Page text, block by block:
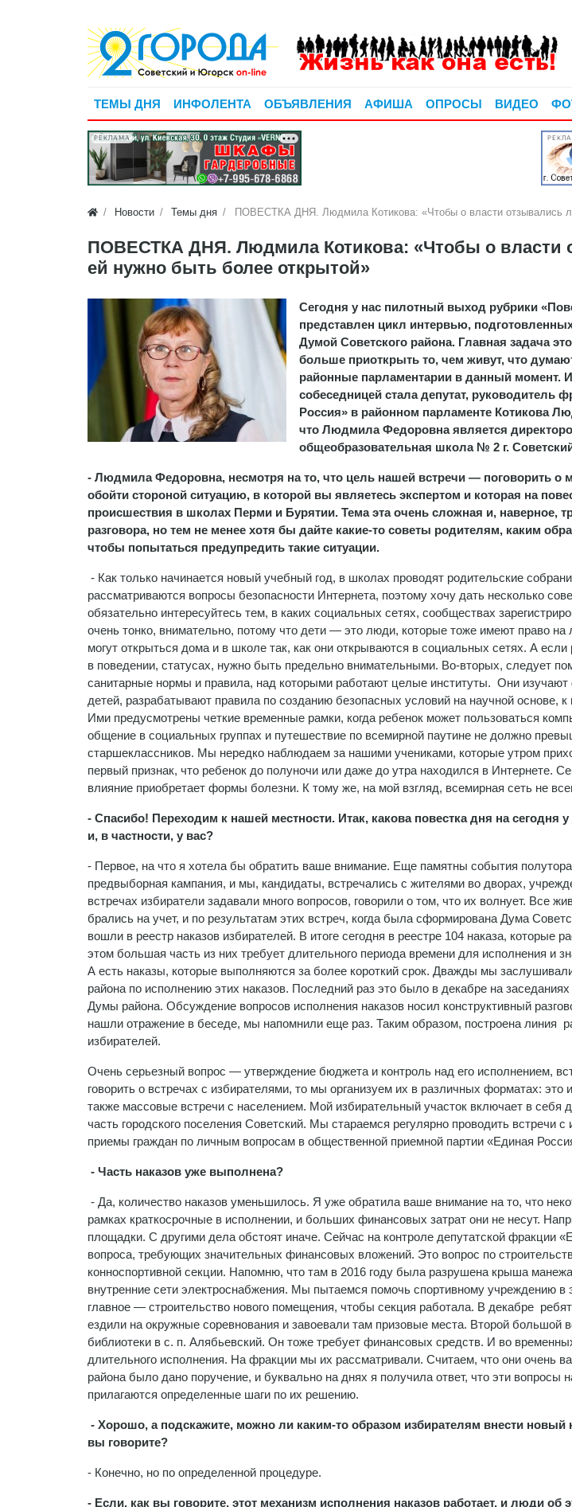
ТЕМЫ ДНЯ ИНФОЛЕНТА ОБЪЯВЛЕНИЯ АФИША ОПРОСЫ ВИДЕО
РЕКЛАМА
Новости Темы дня ПОВЕСТКА ДНЯ. Людмила Котикова: «Чтобы о власти отзывались
ПОВЕСТКА ДНЯ. Людмила Котикова: «Чтобы о власти
ей нужно быть более открытой»
Сегодня у нас пилотный выход рубрики
представлен цикл интервью,
Думой Советского района. Главная задача
больше приоткрыть то, чем живут, что
районные парламентарии в данный момент.
собеседницей стала депутат, руководитель
Россия» в районном парламенте Котикова
что Людмила Федоровна является
общеобразовательная школа № 2 г.
- Людмила Федоровна, несмотря на то, что цель нашей встречи — поговорить о
обойти стороной ситуацию, в которой вы являетесь экспертом и которая на
происшествия в школах Перми и Бурятии. Тема эта очень сложная и, наверное,
разговора, но тем не менее хотя бы дайте какие-то советы родителям, каким
чтобы попытаться предупредить такие ситуации.
- Как только начинается новый учебный год, в школах проводят родительские
рассматриваются вопросы безопасности Интернета, поэтому хочу дать несколько
обязательно интересуйтесь тем, в каких социальных сетях, сообществах
очень тонко, внимательно, потому что дети — это люди, которые тоже имеют право на
могут открыться дома и в школе так, как они открываются в социальных сетях. А если
в поведении, статусах, нужно быть предельно внимательными. Во-вторых, следует
санитарные нормы и правила, над которыми работают целые институты. Они
детей, разрабатывают правила по созданию безопасных условий на научной основе,
Ими предусмотрены четкие временные рамки, когда ребенок может пользоваться
общение в социальных группах и путешествие по всемирной паутине не должно
старшеклассников. Мы нередко наблюдаем за нашими учениками, которые утром
первый признак, что ребенок до полуночи или даже до утра находился в Интернете.
влияние приобретает формы болезни. К тому же, на мой взгляд, всемирная сеть не
- Спасибо! Переходим к нашей местности. Итак, какова повестка дня на сегодня у
и, в частности, у вас?
- Первое, на что я хотела бы обратить ваше внимание. Еще памятны события
предвыборная кампания, и мы, кандидаты, встречались с жителями во дворах,
встречах избиратели задавали много вопросов, говорили о том, что их волнует. Все
брались на учет, и по результатам этих встреч, когда была сформирована Дума
вошли в реестр наказов избирателей. В итоге сегодня в реестре 104 наказа, которые
этом большая часть из них требует длительного периода времени для исполнения и
А есть наказы, которые выполняются за более короткий срок. Дважды мы
района по исполнению этих наказов. Последний раз это было в декабре на
Думы района. Обсуждение вопросов исполнения наказов носил конструктивный
нашли отражение в беседе, мы напомнили еще раз. Таким образом, построена линия
избирателей.
Очень серьезный вопрос — утверждение бюджета и контроль над его исполнением,
говорить о встречах с избирателями, то мы организуем их в различных форматах:
также массовые встречи с населением. Мой избирательный участок включает в себя
часть городского поселения Советский. Мы стараемся регулярно проводить встречи
приемы граждан по личным вопросам в общественной приемной партии «Единая
- Часть наказов уже выполнена?
- Да, количество наказов уменьшилось. Я уже обратила ваше внимание на то, что
рамках краткосрочные в исполнении, и больших финансовых затрат они не несут.
площадки. С другими дела обстоят иначе. Сейчас на контроле депутатской фракции
вопроса, требующих значительных финансовых вложений. Это вопрос по
конноспортивной секции. Напомню, что там в 2016 году была разрушена крыша
внутренние сети электроснабжения. Мы пытаемся помочь спортивному учреждению в
главное — строительство нового помещения, чтобы секция работала. В декабре
ездили на окружные соревнования и завоевали там призовые места. Второй большой
библиотеки в с. п. Алябьевский. Он тоже требует финансовых средств. И во
длительного исполнения. На фракции мы их рассматривали. Считаем, что они очень
района было дано поручение, и буквально на днях я получила ответ, что эти вопросы
прилагаются определенные шаги по их решению.
- Хорошо, а подскажите, можно ли каким-то образом избирателям внести новый
вы говорите?
- Конечно, но по определенной процедуре.
- Если, как вы говорите, этот механизм исполнения наказов работает, и люди об